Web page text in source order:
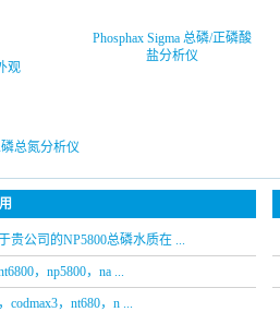
总氮分析仪
Phosphax Sigma 总磷/正磷酸
盐分析仪
贵公司的NP5800总磷水质在 ...
，np5800，na ...
codmax3，nt680，n ...